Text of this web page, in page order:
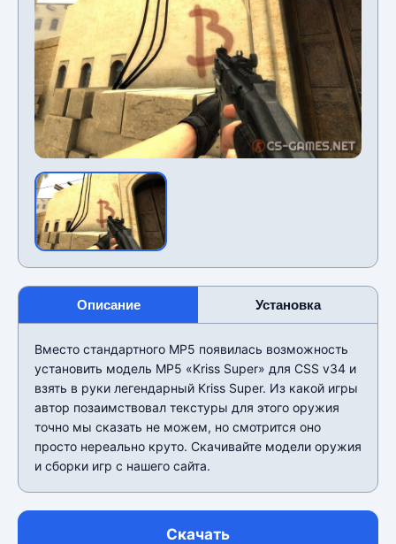
Описание Установка
Вместо стандартного MP5 появилась возможность
установить модель MP5 «Kriss Super» для CSS v34 и
взять в руки легендарный Kriss Super. Из какой игры
автор позаимствовал текстуры для этого оружия
точно мы сказать не можем, но смотрится оно
просто нереально круто. Скачивайте модели оружия
и сборки игр с нашего сайта.
Скачать